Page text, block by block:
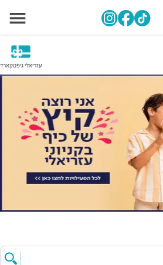
עזריאלי גיפטקארד